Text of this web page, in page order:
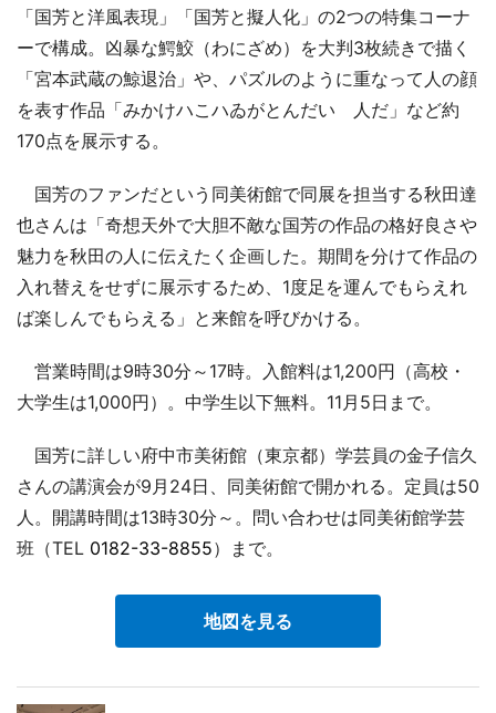
「国芳と洋風表現」「国芳と擬人化」の2つの特集コーナ
ーで構成。凶暴な鰐鮫（わにざめ）を大判3枚続きで描く
「宮本武蔵の鯨退治」や、パズルのように重なって人の顔
を表す作品「みかけハこハゐがとんだいゝ人だ」など約
170点を展示する。
国芳のファンだという同美術館で同展を担当する秋田達
也さんは「奇想天外で大胆不敵な国芳の作品の格好良さや
魅力を秋田の人に伝えたく企画した。期間を分けて作品の
入れ替えをせずに展示するため、1度足を運んでもらえれ
ば楽しんでもらえる」と来館を呼びかける。
営業時間は9時30分～17時。入館料は1,200円（高校・
大学生は1,000円）。中学生以下無料。11月5日まで。
国芳に詳しい府中市美術館（東京都）学芸員の金子信久
さんの講演会が9月24日、同美術館で開かれる。定員は50
人。開講時間は13時30分～。問い合わせは同美術館学芸
班（TEL 0182-33-8855）まで。
地図を見る